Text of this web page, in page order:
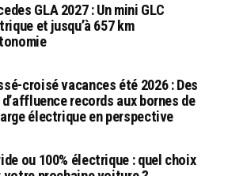
GLA 2027 : Un mini GLC
et jusqu’à 657 km
croisé vacances été 2026 : Des
records aux bornes de
électrique en perspective
ou 100% électrique : quel choix